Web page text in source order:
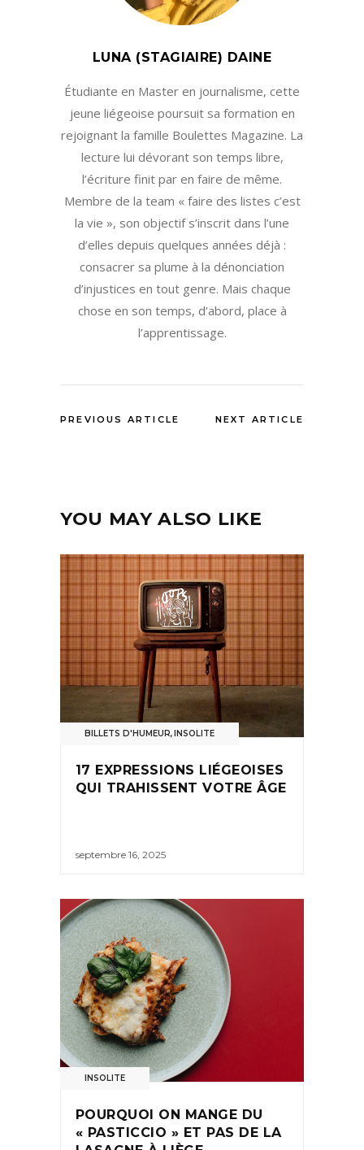
LUNA (STAGIAIRE) DAINE
Étudiante en Master en journalisme, cette
jeune liégeoise poursuit sa formation en
rejoignant la famille Boulettes Magazine. La
lecture lui dévorant son temps libre,
l’écriture finit par en faire de même.
Membre de la team « faire des listes c’est
la vie », son objectif s’inscrit dans l’une
d’elles depuis quelques années déjà :
consacrer sa plume à la dénonciation
d’injustices en tout genre. Mais chaque
chose en son temps, d’abord, place à
l’apprentissage.
PREVIOUS ARTICLE NEXT ARTICLE
YOU MAY ALSO LIKE
BILLETS D'HUMEUR, INSOLITE
17 EXPRESSIONS LIÉGEOISES
QUI TRAHISSENT VOTRE ÂGE
septembre 16, 2025
INSOLITE
POURQUOI ON MANGE DU
« PASTICCIO » ET PAS DE LA